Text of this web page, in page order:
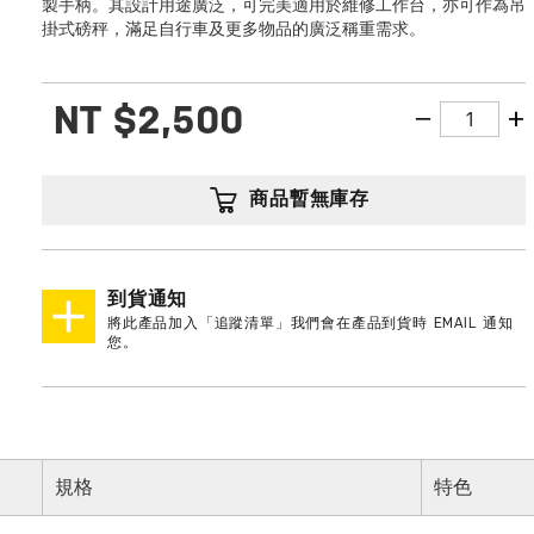
製手柄。其設計用途廣泛，可完美適用於維修工作台，亦可作為吊
掛式磅秤，滿足自行車及更多物品的廣泛稱重需求。
NT $2,500
商品暫無庫存
到貨通知
將此產品加入「追蹤清單」我們會在產品到貨時 EMAIL 通知
您。
規格 特色